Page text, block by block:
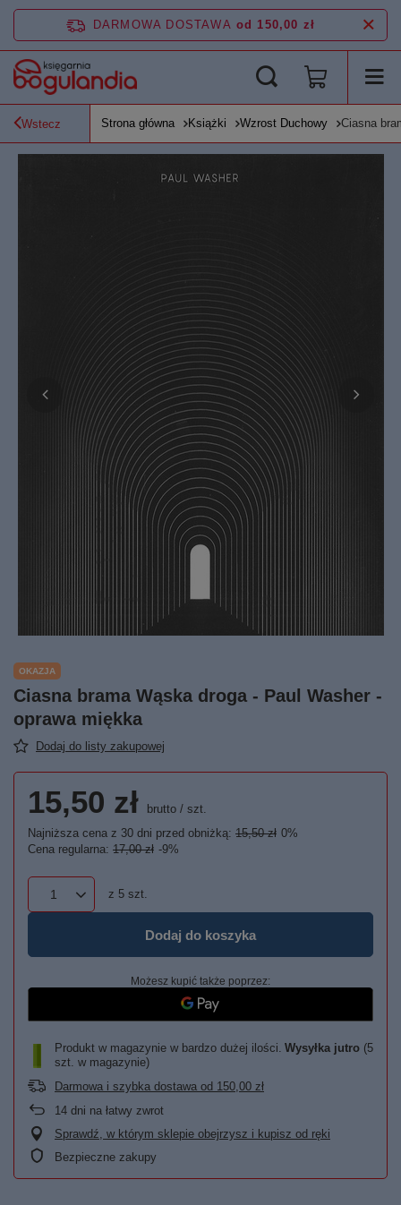
DARMOWA DOSTAWA od 150,00 zł
Wstecz Strona główna Książki Wzrost Duchowy Ciasna
OKAZJA
Ciasna brama Wąska droga - Paul Washer -
oprawa miękka
Dodaj do listy zakupowej
15,50 zł brutto / szt.
Najniższa cena z 30 dni przed obniżką: 15,50 zł 0%
Cena regularna: 17,00 zł -9%
z 5 szt.
Dodaj do koszyka
Możesz kupić także poprzez:
Produkt w magazynie w bardzo dużej ilości Wysyłka jutro (5
szt. w magazynie)
Darmowa i szybka dostawa od 150,00 zł
14 dni na łatwy zwrot
Sprawdź, w którym sklepie obejrzysz i kupisz od ręki
Bezpieczne zakupy